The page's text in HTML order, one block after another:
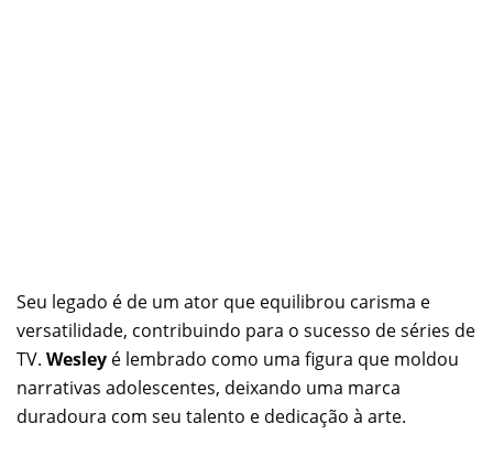
Seu legado é de um ator que equilibrou carisma e
versatilidade, contribuindo para o sucesso de séries de
TV. Wesley é lembrado como uma figura que moldou
narrativas adolescentes, deixando uma marca
duradoura com seu talento e dedicação à arte.